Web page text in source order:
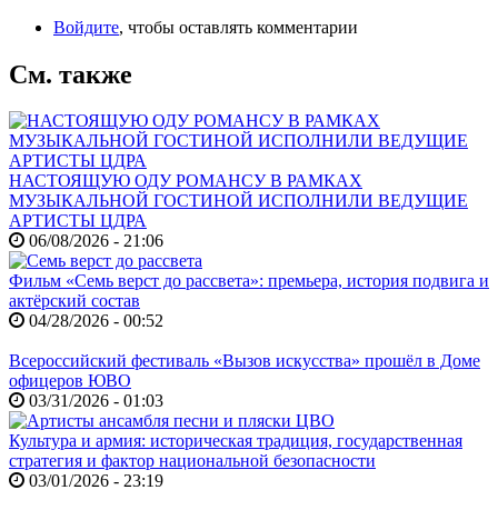
Войдите, чтобы оставлять комментарии
См. также
НАСТОЯЩУЮ ОДУ РОМАНСУ В РАМКАХ
МУЗЫКАЛЬНОЙ ГОСТИНОЙ ИСПОЛНИЛИ ВЕДУЩИЕ
АРТИСТЫ ЦДРА
06/08/2026 - 21:06
Фильм «Семь верст до рассвета»: премьера, история подвига и
актёрский состав
04/28/2026 - 00:52
Всероссийский фестиваль «Вызов искусства» прошёл в Доме
офицеров ЮВО
03/31/2026 - 01:03
Культура и армия: историческая традиция, государственная
стратегия и фактор национальной безопасности
03/01/2026 - 23:19